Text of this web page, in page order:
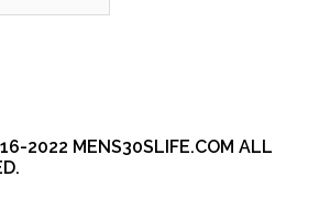
2022 MENS30SLIFE.COM ALL